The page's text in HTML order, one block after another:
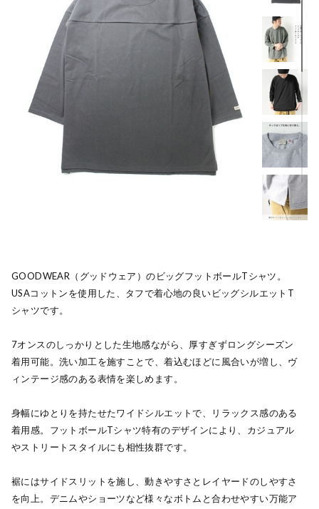
GOODWEAR（グッドウェア）のビッグフットボールTシャツ。
USAコットンを使用した、タフで着心地の良いビッグシルエットT
シャツです。
7オンスのしっかりとした生地感ながら、厚すぎずロングシーズン
着用可能。洗い加工を施すことで、着込むほどに風合いが増し、ヴ
ィンテージ感のある表情を楽しめます。
身幅にゆとりを持たせたワイドシルエットで、リラックス感のある
着用感。フットボールTシャツ特有のデザインにより、カジュアル
やストリートスタイルにも相性抜群です。
裾にはサイドスリットを施し、動きやすさとレイヤードのしやすさ
を向上。デニムやショーツなど様々なボトムと合わせやすい万能ア